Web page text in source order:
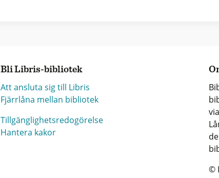
Bli Libris-bibliotek
Att ansluta sig till Libris
Fjärrlåna mellan bibliotek
Tillgänglighetsredogörelse
Hantera kakor
©